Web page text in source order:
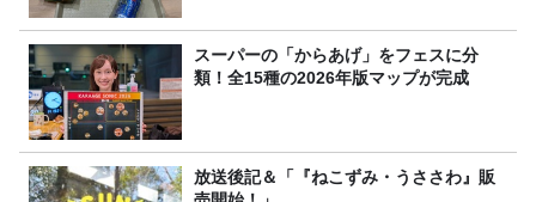
スーパーの「からあげ」をフェスに分
類！全15種の2026年版マップが完成
放送後記＆「『ねこずみ・うささわ』販